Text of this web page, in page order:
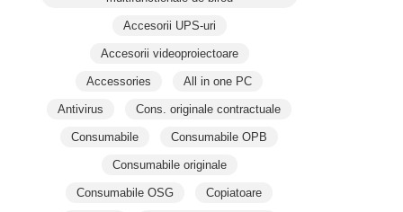
Accesorii UPS-uri
Accesorii videoproiectoare
Accessories All in one PC
Antivirus Cons. originale contractuale
Consumabile Consumabile OPB
Consumabile originale
Consumabile OSG Copiatoare